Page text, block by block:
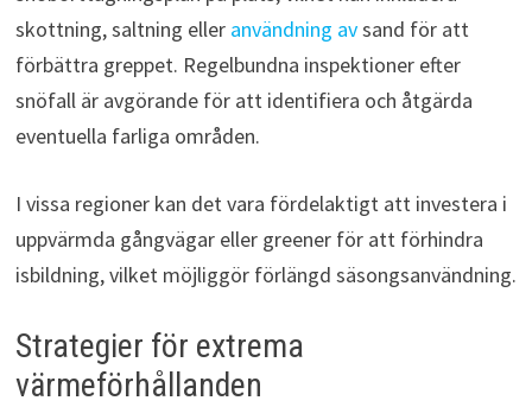
skottning, saltning eller användning avsand för att
förbättra greppet. Regelbundna inspektioner efter
snöfall är avgörande för att identifiera och åtgärda
eventuella farliga områden.
I vissa regioner kan det vara fördelaktigt att investera i
uppvärmda gångvägar eller greener för att förhindra
isbildning, vilket möjliggör förlängd säsongsanvändning.
Strategier för extrema
värmeförhållanden